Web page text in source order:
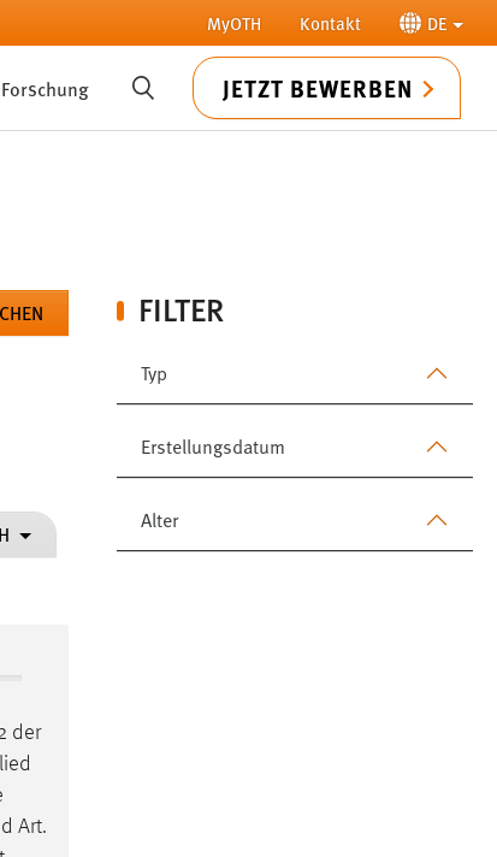
MyOTH Kontakt DE
Forschung SUCHE JETZT BEWERBEN
FILTER
Typ
Erstellungsdatum
Alter
der
Art.